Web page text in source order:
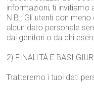
informazioni, ti invitiamo
N.B.: Gli utenti con
alcun dato personale
dai genitori o da chi
2) FINALITÀ E BASI
Tratteremo i tuoi dati